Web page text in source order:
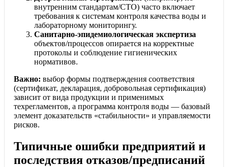
внутренним стандартам/СТО) часто включает
требования к системам контроля качества воды и
лабораторному мониторингу.
Санитарно-эпидемиологическая экспертиза
объектов/процессов опирается на корректные
протоколы и соблюдение гигиенических
нормативов.
Важно: выбор формы подтверждения соответствия
(сертификат, декларация, добровольная сертификация)
зависит от вида продукции и применимых
техрегламентов, а программа контроля воды — базовый
элемент доказательств «стабильности» и управляемости
рисков.
Типичные ошибки предприятий и
последствия отказов/предписаний